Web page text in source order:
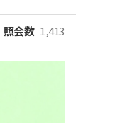
照会数 1,413